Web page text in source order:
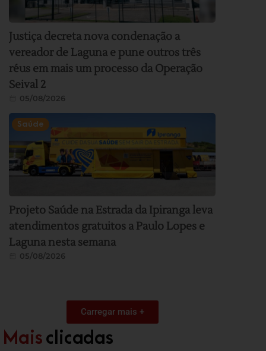
Justiça decreta nova condenação a
vereador de Laguna e pune outros três
réus em mais um processo da Operação
Seival 2
05/08/2026
Saúde
Projeto Saúde na Estrada da Ipiranga leva
atendimentos gratuitos a Paulo Lopes e
Laguna nesta semana
05/08/2026
Carregar mais +
Mais clicadas